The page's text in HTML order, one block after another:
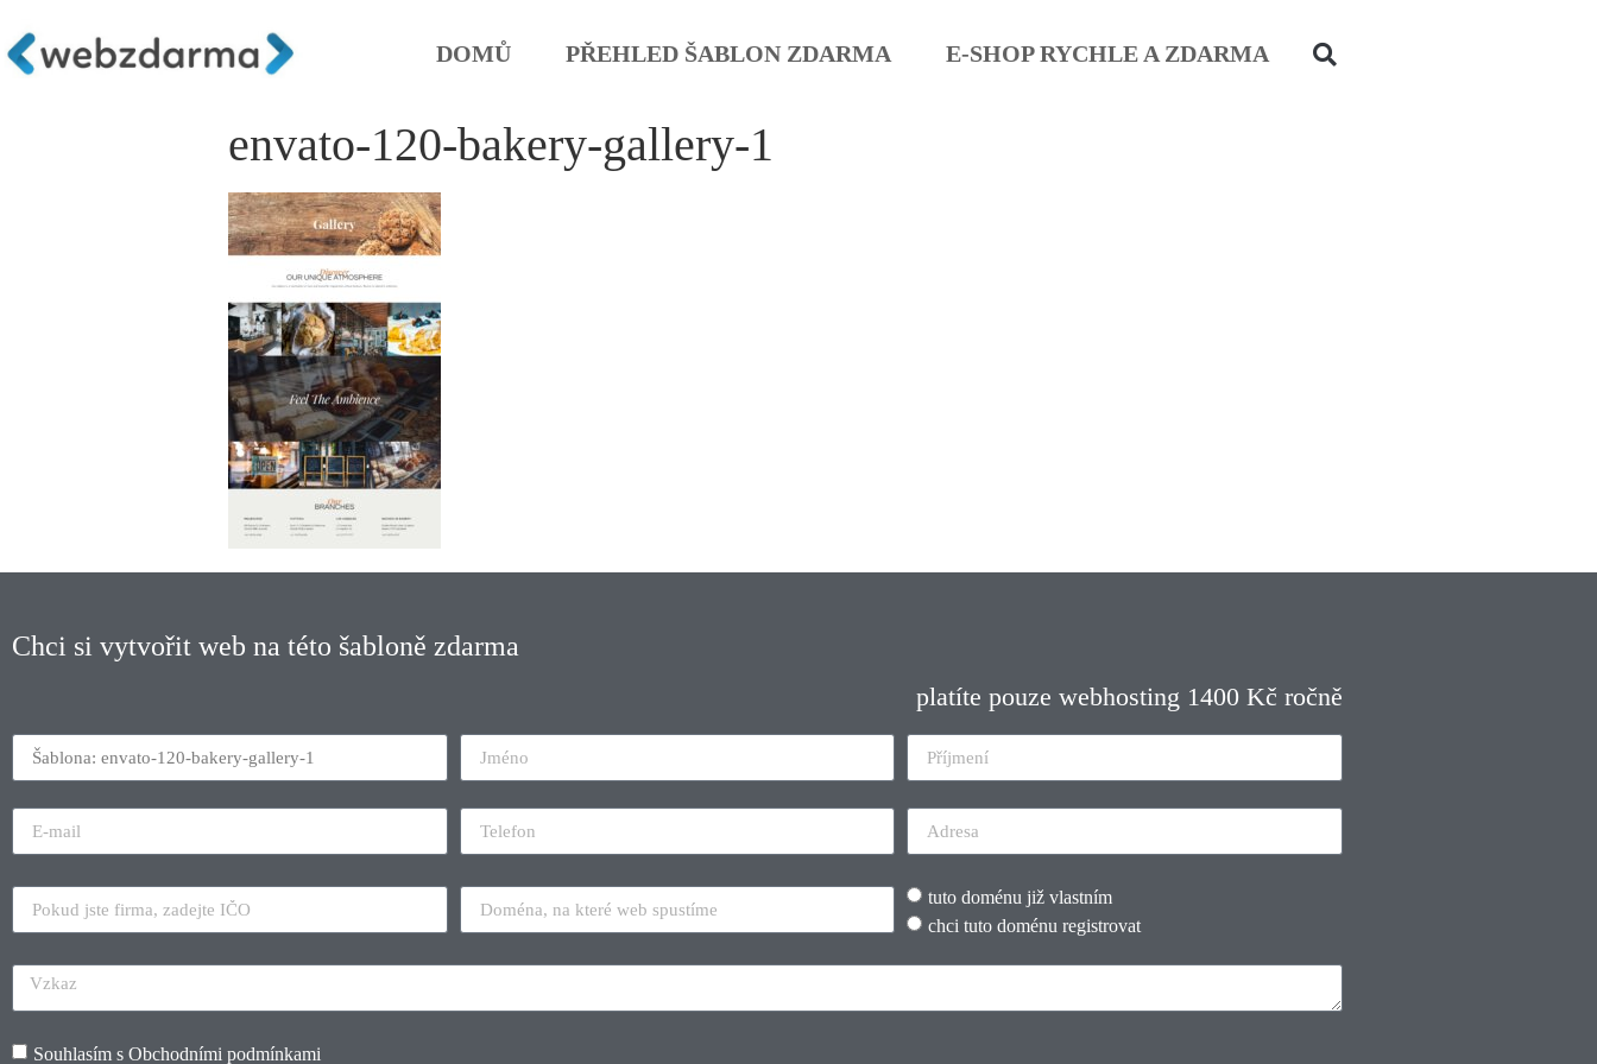
DOMŮ PŘEHLED ŠABLON ZDARMA E-SHOP RYCHLE A ZDARMA
envato-120-bakery-gallery-1
Chci si vytvořit web na této šabloně zdarma
platíte pouze webhosting 1400 Kč ročně
tuto doménu již vlastním
chci tuto doménu registrovat
Souhlasím s Obchodními podmínkami